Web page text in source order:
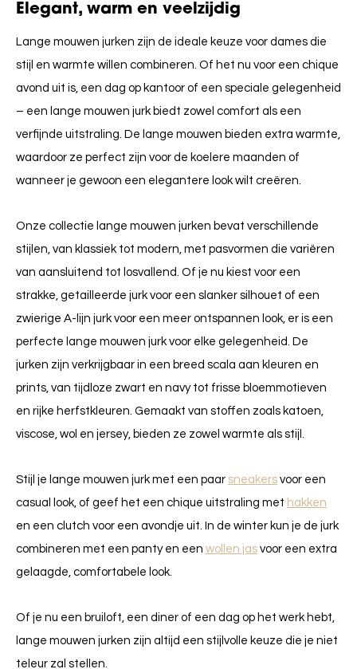
Elegant, warm en veelzijdig
Lange mouwen jurken zijn de ideale keuze voor dames die
stijl en warmte willen combineren. Of het nu voor een chique
avond uit is, een dag op kantoor of een speciale gelegenheid
– een lange mouwen jurk biedt zowel comfort als een
verfijnde uitstraling. De lange mouwen bieden extra warmte,
waardoor ze perfect zijn voor de koelere maanden of
wanneer je gewoon een elegantere look wilt creëren.
Onze collectie lange mouwen jurken bevat verschillende
stijlen, van klassiek tot modern, met pasvormen die variëren
van aansluitend tot losvallend. Of je nu kiest voor een
strakke, getailleerde jurk voor een slanker silhouet of een
zwierige A-lijn jurk voor een meer ontspannen look, er is een
perfecte lange mouwen jurk voor elke gelegenheid. De
jurken zijn verkrijgbaar in een breed scala aan kleuren en
prints, van tijdloze zwart en navy tot frisse bloemmotieven
en rijke herfstkleuren. Gemaakt van stoffen zoals katoen,
viscose, wol en jersey, bieden ze zowel warmte als stijl.
Stijl je lange mouwen jurk met een paar sneakers voor een
casual look, of geef het een chique uitstraling met hakken
en een clutch voor een avondje uit. In de winter kun je de jurk
combineren met een panty en een wollen jas voor een extra
gelaagde, comfortabele look.
Of je nu een bruiloft, een diner of een dag op het werk hebt,
lange mouwen jurken zijn altijd een stijlvolle keuze die je niet
teleur zal stellen.